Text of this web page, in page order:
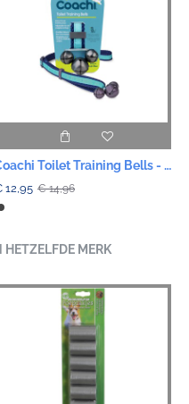
Coachi Toilet Training Bells - Lightblue
12,95 € 14,96
HETZELFDE MERK